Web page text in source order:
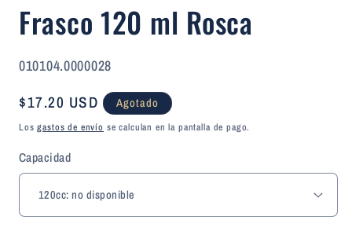
multimedia
en
ventana
modal
Frasco 120 ml Rosca
SKU:
010104.0000028
Precio
habitual
$17.20 USD Agotado
Losgastos de envío se calculan en la pantalla de pago.
Capacidad